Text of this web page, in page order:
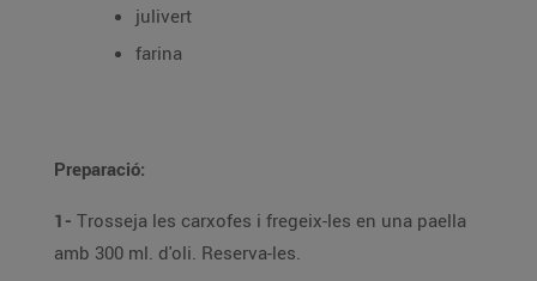
julivert
farina
Preparació:
1- Trosseja les carxofes i fregeix-les en una paella
amb 300 ml. d'oli. Reserva-les.